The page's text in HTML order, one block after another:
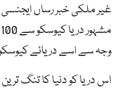
غیر ملکی خبر رساں ایجنسی
وجہ سے اسے دریائے
اس دریا کو دنیا کا تنگ